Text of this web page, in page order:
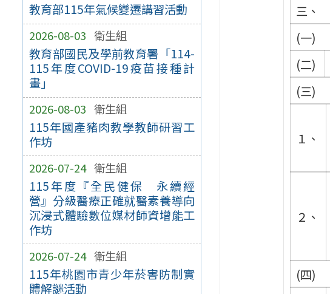
教育部115年氣候變遷講習活動
2026-08-03 衛生組
教育部國民及學前教育署「114-
115年度COVID-19疫苗接種計
畫」
2026-08-03 衛生組
115年國產豬肉教學教師研習工
作坊
2026-07-24 衛生組
115年度『全民健保 永續經
營』分級醫療正確就醫素養導向
沉浸式體驗數位媒材師資增能工
作坊
2026-07-24 衛生組
115年桃園市青少年菸害防制實
體解謎活動
三、
(一)
(二)
(三)
１、
２、
(四)